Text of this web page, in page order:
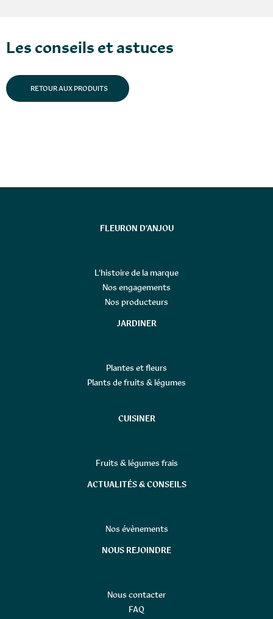
Les conseils et astuces
RETOUR AUX PRODUITS
FLEURON D’ANJOU
L’histoire de la marque
Nos engagements
Nos producteurs
JARDINER
Plantes et fleurs
Plants de fruits & légumes
CUISINER
Fruits & légumes frais
ACTUALITÉS & CONSEILS
Nos évènements
NOUS REJOINDRE
Nous contacter
FAQ